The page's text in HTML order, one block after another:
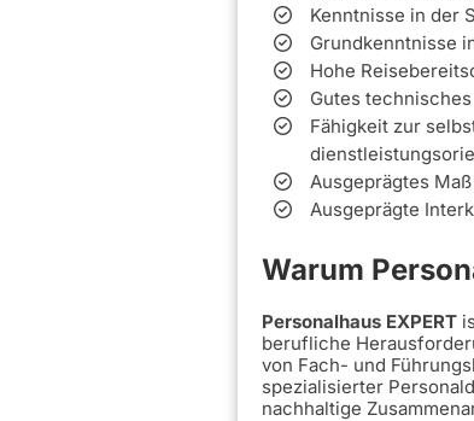
Kenntnisse in der
Grundkenntnisse
Hohe
Gutes
Fähigkeit zur
Ausgeprägtes
Ausgeprägte
Warum
Personalhaus EXPERT
berufliche
von Fach- und
spezialisierter
nachhaltige